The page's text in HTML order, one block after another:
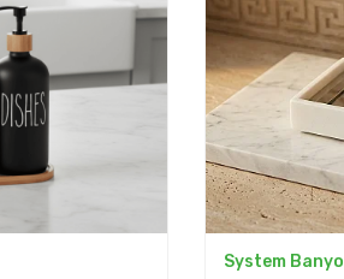
System Banyo